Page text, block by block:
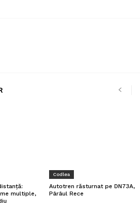
multiple,
Codlea
Autotren răsturnat pe DN73A,
Pârâul Rece